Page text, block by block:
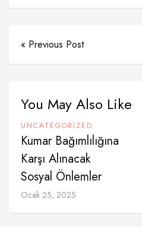
« Previous Post
You May Also Like
UNCATEGORIZED
Kumar Bağımlılığına
Karşı Alınacak
Sosyal Önlemler
Ocak 25, 2025